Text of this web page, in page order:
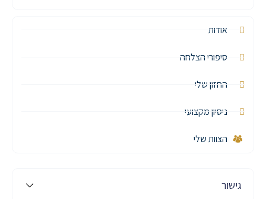
אודות
סיפורי הצלחה
החזון שלי
ניסיון מקצועי
הצוות שלי
גישור